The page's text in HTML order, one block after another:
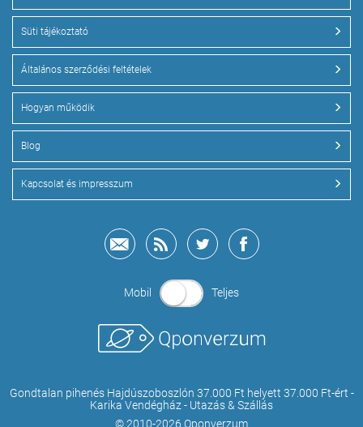
Süti tájékoztató
Általános szerződési feltételek
Hogyan működik
Blog
Kapcsolat és impresszum
Mobil Teljes
Gondtalan pihenés Hajdúszoboszlón 37.000 Ft helyett 37.000 Ft-ért -
Karika Vendégház - Utazás & Szállás
© 2010-2026 Qponverzum